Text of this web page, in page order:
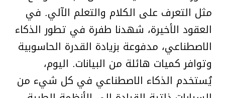
مثل التعرف على الكلام والتعلم الآلي. في
العقود الأخيرة، شهدنا طفرة في تطور الذكاء
الاصطناعي، مدفوعة بزيادة القدرة الحاسوبية
وتوافر كميات هائلة من البيانات. اليوم،
يُستخدم الذكاء الاصطناعي في كل شيء من